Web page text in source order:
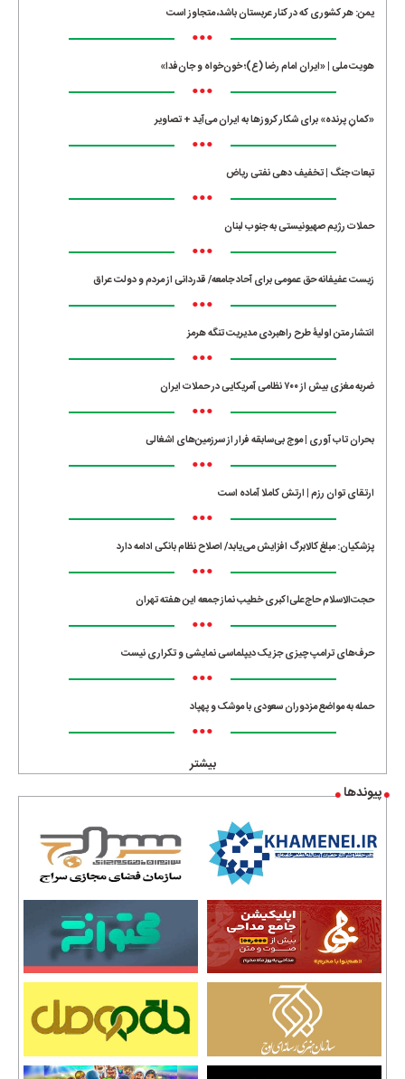
یمن: هر کشوری که در کنار عربستان باشد، متجاوز است
•••
هویت ملی | «ایران امام رضا (ع)؛ خون‌خواه و جان‌فدا»
•••
«کمانِ پرنده» برای شکار کروزها به ایران می‌آید + تصاویر
•••
تبعات جنگ | تخفیف دهی نفتی ریاض
•••
حملات رژیم صهیونیستی به جنوب لبنان
•••
زیست عفیفانه حق عمومی برای آحاد جامعه/ قدردانی از مردم و دولت عراق
•••
انتشار متن اولیۀ طرح راهبردی مدیریت تنگه هرمز
•••
ضربه مغزی بیش از ۷۰۰ نظامی آمریکایی در حملات ایران
•••
بحران تاب آوری | موج بی‌سابقه فرار از سرزمین‌های اشغالی
•••
ارتقای توان رزم | ارتش کاملا آماده است
•••
پزشکیان: مبلغ کالابرگ افزایش می‌یابد/ اصلاح نظام بانکی ادامه دارد
•••
حجت‌الاسلام حاج‌علی‌اکبری خطیب نماز جمعه این هفته تهران
•••
حرف‌های ترامپ چیزی جز یک دیپلماسی نمایشی و تکراری نیست
•••
حمله به مواضع مزدوران سعودی با موشک و پهپاد
•••
بیشتر
پیوندها